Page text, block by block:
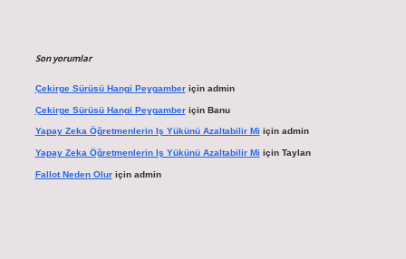
Son yorumlar
Çekirge Sürüsü Hangi Peygamberiçin admin
Çekirge Sürüsü Hangi Peygamberiçin Banu
Yapay Zeka Öğretmenlerin Iş Yükünü Azaltabilir Mi için admin
Yapay Zeka Öğretmenlerin Iş Yükünü Azaltabilir Mi için Taylan
Fallot Neden Oluriçin admin